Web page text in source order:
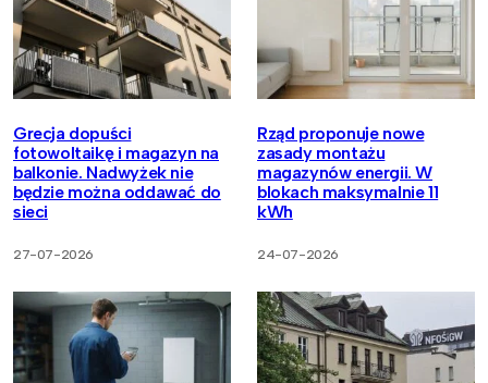
Grecja dopuści
fotowoltaikę i magazyn na
balkonie. Nadwyżek nie
będzie można oddawać do
sieci
27-07-2026
Rząd proponuje nowe
zasady montażu
magazynów energii. W
blokach maksymalnie 11
kWh
24-07-2026